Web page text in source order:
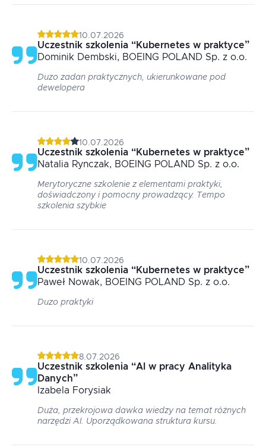
10.07.2026
Uczestnik szkolenia “Kubernetes w praktyce”
Dominik Dembski, BOEING POLAND Sp. z o.o.
Duzo zadan praktycznych, ukierunkowane pod
dewelopera
10.07.2026
Uczestnik szkolenia “Kubernetes w praktyce”
Natalia Rynczak, BOEING POLAND Sp. z o.o.
Merytoryczne szkolenie z elementami praktyki,
doświadczony i pomocny prowadzący. Tempo
szkolenia szybkie
10.07.2026
Uczestnik szkolenia “Kubernetes w praktyce”
Paweł Nowak, BOEING POLAND Sp. z o.o.
Duzo praktyki
8.07.2026
Uczestnik szkolenia “AI w pracy Analityka
Danych”
Izabela Forysiak
Duża, przekrojowa dawka wiedzy na temat różnych
narzędzi AI. Uporządkowana struktura kursu.